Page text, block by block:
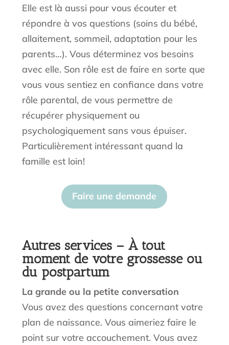
Elle est là aussi pour vous écouter et
répondre à vos questions (soins du bébé,
allaitement, sommeil, adaptation pour les
parents…). Vous déterminez vos besoins
avec elle. Son rôle est de faire en sorte que
vous vous sentiez en confiance dans votre
rôle parental, de vous permettre de
récupérer physiquement ou
psychologiquement sans vous épuiser.
Particulièrement intéressant quand la
famille est loin!
Faire une demande
Autres services – À tout
moment de votre grossesse ou
du postpartum
La grande ou la petite conversation
Vous avez des questions concernant votre
plan de naissance. Vous aimeriez faire le
point sur votre accouchement. Vous avez